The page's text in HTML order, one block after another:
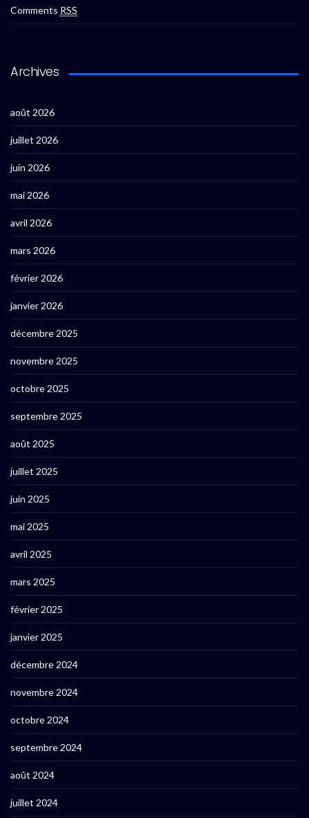
Comments RSS
Archives
août 2026
juillet 2026
juin 2026
mai 2026
avril 2026
mars 2026
février 2026
janvier 2026
décembre 2025
novembre 2025
octobre 2025
septembre 2025
août 2025
juillet 2025
juin 2025
mai 2025
avril 2025
mars 2025
février 2025
janvier 2025
décembre 2024
novembre 2024
octobre 2024
septembre 2024
août 2024
juillet 2024